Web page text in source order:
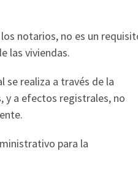
notarios, no es un
las viviendas.
se realiza a través de la
y a efectos registrales, no
para la